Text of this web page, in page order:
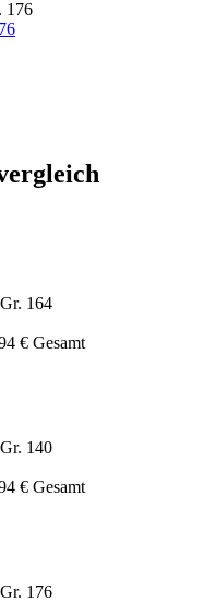
164
€ Gesamt
140
€ Gesamt
176